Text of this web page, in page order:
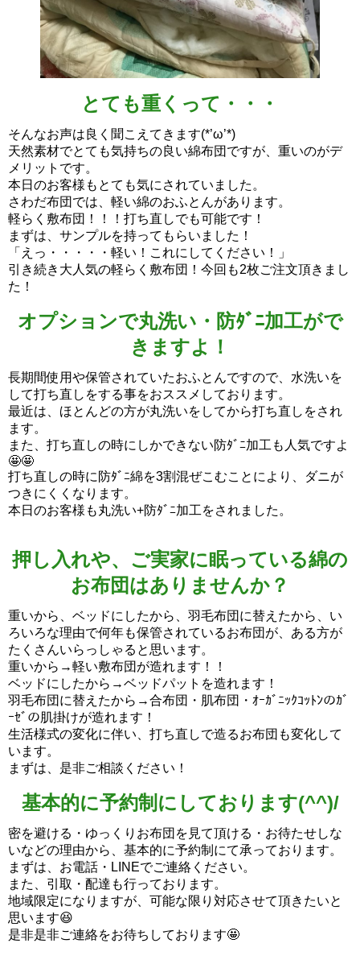
とても重くって・・・
そんなお声は良く聞こえてきます(*’ω’*)
天然素材でとても気持ちの良い綿布団ですが、重いのがデ
メリットです。
本日のお客様もとても気にされていました。
さわだ布団では、軽い綿のおふとんがあります。
軽らく敷布団！！！打ち直しでも可能です！
まずは、サンプルを持ってもらいました！
「えっ・・・・・軽い！これにしてください！」
引き続き大人気の軽らく敷布団！今回も2枚ご注文頂きまし
た！
オプションで丸洗い・防ﾀﾞﾆ加工がで
きますよ！
長期間使用や保管されていたおふとんですので、水洗いを
して打ち直しをする事をおススメしております。
最近は、ほとんどの方が丸洗いをしてから打ち直しをされ
ます。
また、打ち直しの時にしかできない防ﾀﾞﾆ加工も人気ですよ
🤩🤩
打ち直しの時に防ﾀﾞﾆ綿を3割混ぜこむことにより、ダニが
つきにくくなります。
本日のお客様も丸洗い+防ﾀﾞﾆ加工をされました。
押し入れや、ご実家に眠っている綿の
お布団はありませんか？
重いから、ベッドにしたから、羽毛布団に替えたから、い
ろいろな理由で何年も保管されているお布団が、ある方が
たくさんいらっしゃると思います。
重いから→軽い敷布団が造れます！！
ベッドにしたから→ベッドパットを造れます！
羽毛布団に替えたから→合布団・肌布団・ｵｰｶﾞﾆｯｸｺｯﾄﾝのｶﾞ
ｰｾﾞの肌掛けが造れます！
生活様式の変化に伴い、打ち直しで造るお布団も変化して
います。
まずは、是非ご相談ください！
基本的に予約制にしております(^^)/
密を避ける・ゆっくりお布団を見て頂ける・お待たせしな
いなどの理由から、基本的に予約制にて承っております。
まずは、お電話・LINEでご連絡ください。
また、引取・配達も行っております。
地域限定になりますが、可能な限り対応させて頂きたいと
思います😆
是非是非ご連絡をお待ちしております🤩